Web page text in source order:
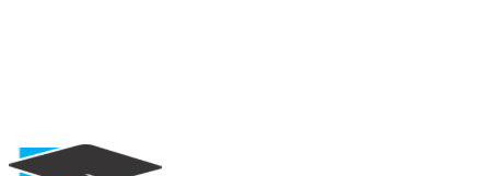
Solicitar DiagnósticoAgendar Consultoria